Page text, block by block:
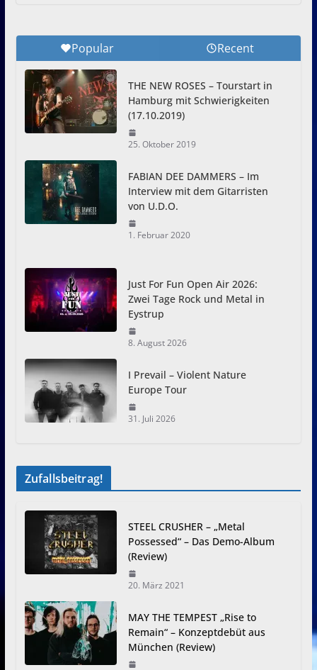
Popular Recent
THE NEW ROSES – Tourstart in
Hamburg mit Schwierigkeiten
(17.10.2019)
25. Oktober 2019
FABIAN DEE DAMMERS – Im
Interview mit dem Gitarristen
von U.D.O.
1. Februar 2020
Just For Fun Open Air 2026:
Zwei Tage Rock und Metal in
Eystrup
8. August 2026
I Prevail – Violent Nature
Europe Tour
31. Juli 2026
Zufallsbeitrag!
STEEL CRUSHER – „Metal
Possessed“ – Das Demo-Album
(Review)
20. März 2021
MAY THE TEMPEST „Rise to
Remain“ – Konzeptdebüt aus
München (Review)